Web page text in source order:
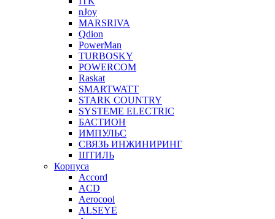
nJoy
MARSRIVA
Qdion
PowerMan
TURBOSKY
POWERCOM
Raskat
SMARTWATT
STARK COUNTRY
SYSTEME ELECTRIC
БАСТИОН
ИМПУЛЬС
СВЯЗЬ ИНЖИНИРИНГ
ШТИЛЬ
Корпуса
Accord
ACD
Aerocool
ALSEYE